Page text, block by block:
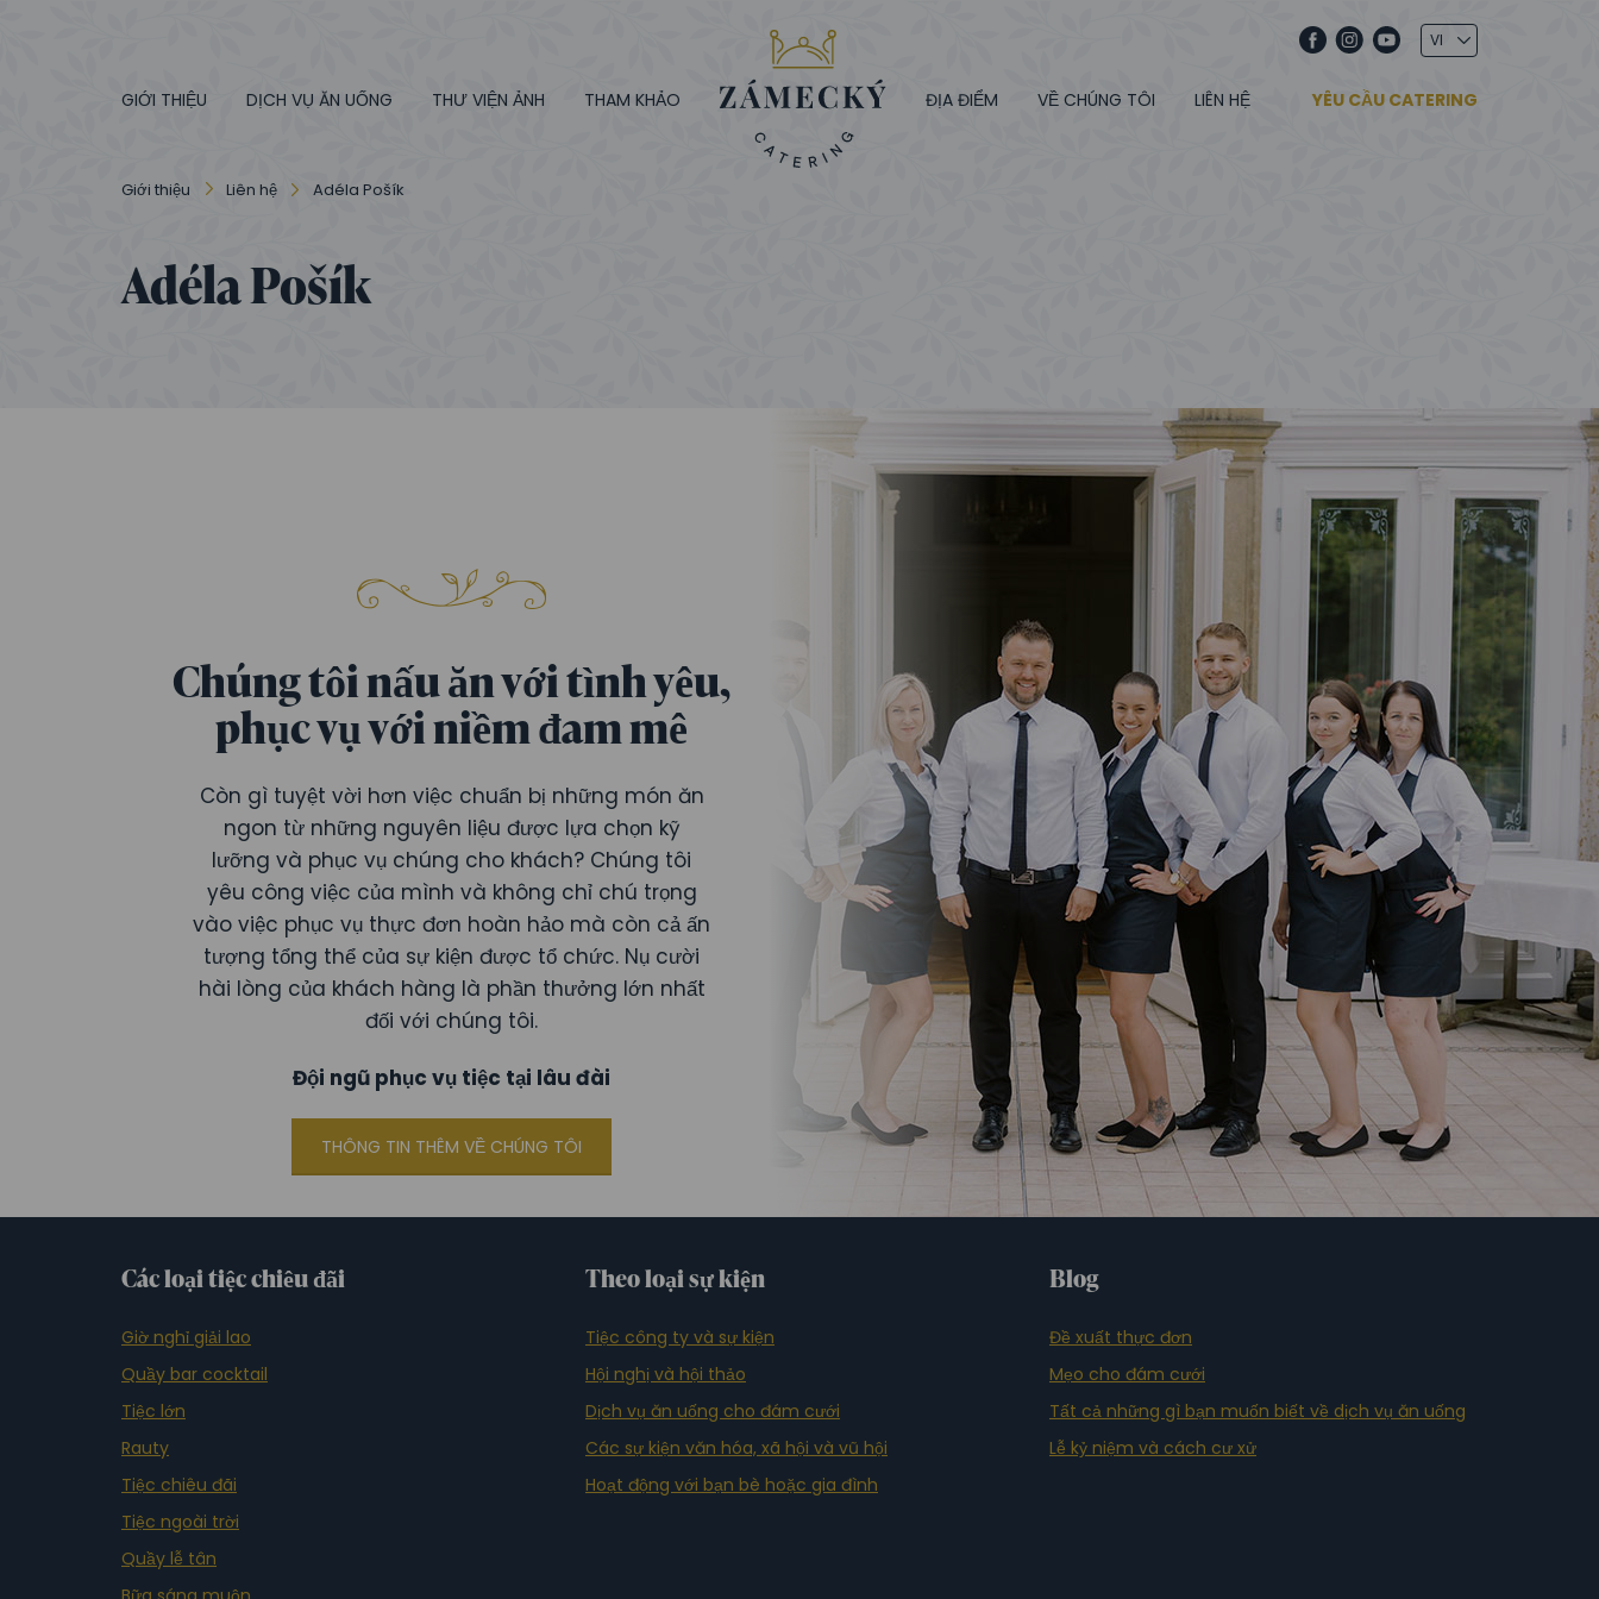
YÊU CẦU CATERING
GIỚI THIỆU DỊCH VỤ ĂN UỐNG THƯ VIỆN ẢNH THAM KHẢO ĐỊA ĐIỂM VỀ CHÚNG TÔI LIÊN HỆ
Giới thiệu Liên hệ Adéla Pošík
Adéla Pošík
Chúng tôi nấu ăn với tình yêu,
phục vụ với niềm đam mê
Còn gì tuyệt vời hơn việc chuẩn bị những món ăn
ngon từ những nguyên liệu được lựa chọn kỹ
lưỡng và phục vụ chúng cho khách? Chúng tôi
yêu công việc của mình và không chỉ chú trọng
vào việc phục vụ thực đơn hoàn hảo mà còn cả ấn
tượng tổng thể của sự kiện được tổ chức. Nụ cười
hài lòng của khách hàng là phần thưởng lớn nhất
đối với chúng tôi.
Đội ngũ phục vụ tiệc tại lâu đài
THÔNG TIN THÊM VỀ CHÚNG TÔI
Các loại tiệc chiêu đãi
Giờ nghỉ giải lao
Quầy bar cocktail
Tiệc lớn
Rauty
Tiệc chiêu đãi
Tiệc ngoài trời
Quầy lễ tân
Theo loại sự kiện
Tiệc công ty và sự kiện
Hội nghị và hội thảo
Dịch vụ ăn uống cho đám cưới
Các sự kiện văn hóa, xã hội và vũ hội
Hoạt động với bạn bè hoặc gia đình
Blog
Đề xuất thực đơn
Mẹo cho đám cưới
Tất cả những gì bạn muốn biết về dịch vụ ăn uống
Lễ kỷ niệm và cách cư xử